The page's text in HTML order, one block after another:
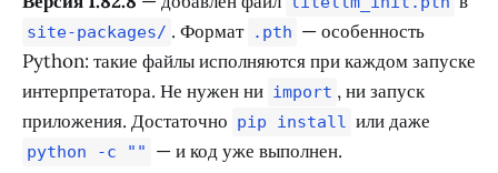
site-packages/ . Формат .pth — особенность
Python: такие файлы исполняются при каждом запуске
интерпретатора. Не нужен ни import , ни запуск
приложения. Достаточно pip install или даже
python -c "" — и код уже выполнен.